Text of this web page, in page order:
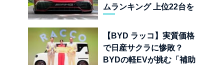
ムランキング 上位22台を
【BYD ラッコ】実質価格
で日産サクラに惨敗？
BYDの軽EVが挑む「補助